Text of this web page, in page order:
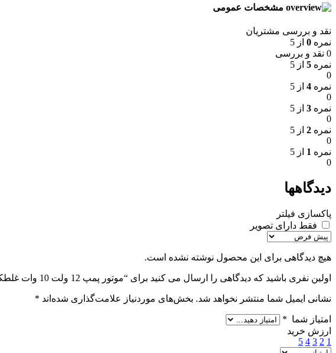
مشخصات عمومی
نقد و بررسی مشتریان
نمره 0 از 5
0 نقد و بررسی
نمره 5 از 5
0
نمره 4 از 5
0
نمره 3 از 5
0
نمره 2 از 5
0
نمره 1 از 5
0
دیدگاهها
پاکسازی فیلتر
فقط دارای تصویر
هیچ دیدگاهی برای این محصول نوشته نشده است.
اولین نفری باشید که دیدگاهی را ارسال می کنید برای “موتور پمپ 12 ولت 10 وات غلطکی پریستالتیک 230ML/MIN مدل (CP2-DC12S46A)”
نشانی ایمیل شما منتشر نخواهد شد. بخش‌های موردنیاز علامت‌گذاری شده‌اند *
امتیاز شما *
ارزش خرید
1
2
3
4
5